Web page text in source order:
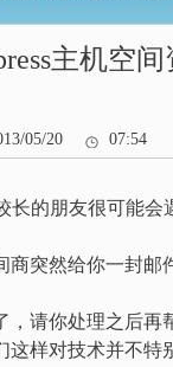
主机空
05/20 07:54
长的朋友很可能会
商突然给你一封邮
，请你处理之后再
样对技术并不特